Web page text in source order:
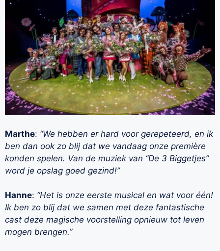
Marthe: “We hebben er hard voor gerepeteerd, en ik
ben dan ook zo blij dat we vandaag onze première
konden spelen. Van de muziek van “De 3 Biggetjes”
word je opslag goed gezind!”
Hanne: “Het is onze eerste musical en wat voor één!
Ik ben zo blij dat we samen met deze fantastische
cast deze magische voorstelling opnieuw tot leven
mogen brengen.”